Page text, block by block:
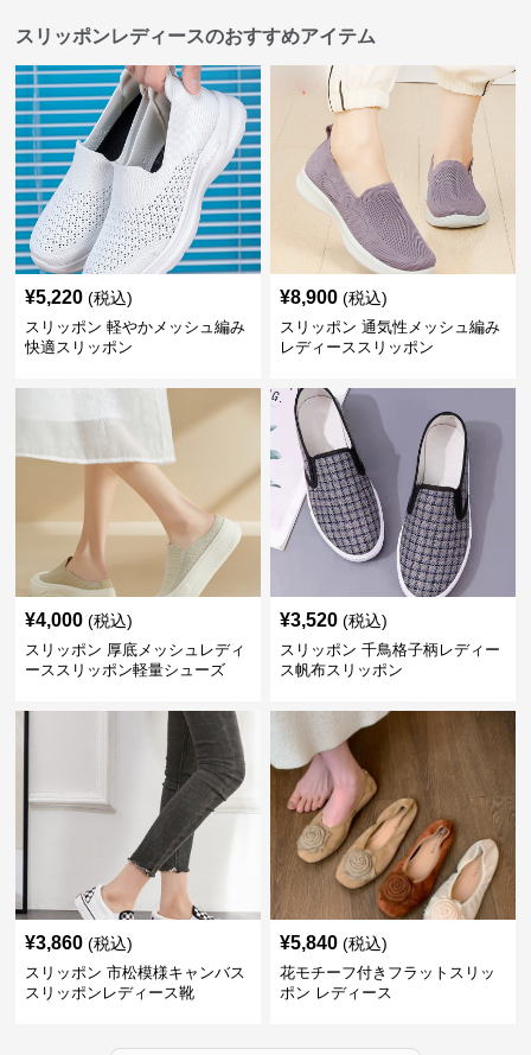
スリッポンレディースのおすすめアイテム
¥5,220 (税込)
スリッポン 軽やかメッシュ編み
快適スリッポン
¥8,900 (税込)
スリッポン 通気性メッシュ編み
レディーススリッポン
¥4,000 (税込)
スリッポン 厚底メッシュレディ
ーススリッポン軽量シューズ
¥3,520 (税込)
スリッポン 千鳥格子柄レディー
ス帆布スリッポン
¥3,860 (税込)
スリッポン 市松模様キャンバス
スリッポンレディース靴
¥5,840 (税込)
花モチーフ付きフラットスリッ
ポン レディース